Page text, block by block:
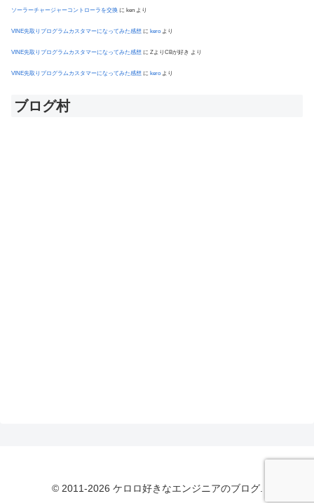
ソーラーチャージャーコントローラを交換 に ken より
VINE先取りプログラムカスタマーになってみた感想 に kero より
VINE先取りプログラムカスタマーになってみた感想 に ZよりCBが好き より
VINE先取りプログラムカスタマーになってみた感想 に kero より
ブログ村
© 2011-2026 ケロロ好きなエンジニアのブログ.